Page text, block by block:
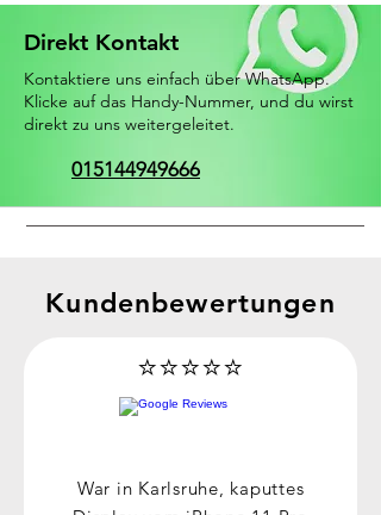
Direkt Kontakt
Kontaktiere uns einfach über WhatsApp.
Klicke auf das Handy-Nummer, und du wirst
direkt zu uns weitergeleitet.
015144949666
Kundenbewertungen
⭐⭐⭐⭐⭐
War in Karlsruhe, kaputtes